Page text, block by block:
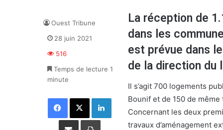
La réception de
dans les
est prévue dans
de la direction du
Il s’agit 700 logements
Bounif et de 150 de
Concernant les deux
travaux d’aménagement
Ouest Tribune
28 juin 2021
516
Temps de lecture 1
minute
Facebook X Linkedin
Partager par email Imprimer